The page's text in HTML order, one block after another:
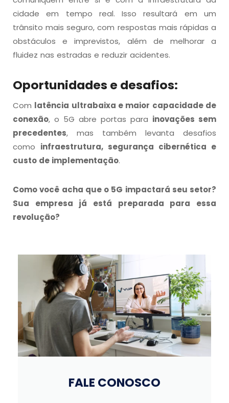
cidade em tempo real. Isso resultará em um
trânsito mais seguro, com respostas mais rápidas a
obstáculos e imprevistos, além de melhorar a
fluidez nas estradas e reduzir acidentes.
Oportunidades e desafios:
Com latência ultrabaixa e maior capacidade de
conexão, o 5G abre portas para inovações sem
precedentes, mas também levanta desafios
como infraestrutura, segurança cibernética e
custo de implementação.
Como você acha que o 5G impactará seu setor?
Sua empresa já está preparada para essa
revolução?
FALE CONOSCO